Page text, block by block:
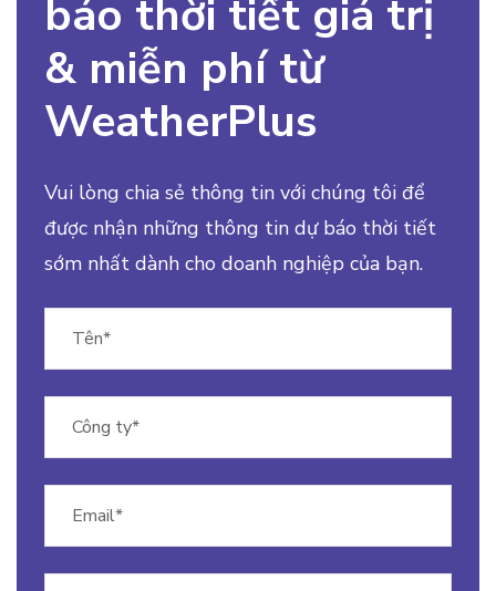
báo thời tiết giá trị
& miễn phí từ
WeatherPlus
Vui lòng chia sẻ thông tin với chúng tôi để
được nhận những thông tin dự báo thời tiết
sớm nhất dành cho doanh nghiệp của bạn.